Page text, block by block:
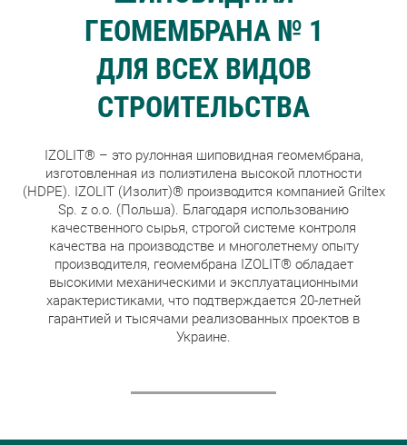
ГЕОМЕМБРАНА № 1
ДЛЯ ВСЕХ ВИДОВ
СТРОИТЕЛЬСТВА
IZOLIT® – это рулонная шиповидная геомембрана,
изготовленная из полиэтилена высокой плотности
(HDPE). IZOLIT (Изолит)® производится компанией Griltex
Sp. z o.o. (Польша). Благодаря использованию
качественного сырья, строгой системе контроля
качества на производстве и многолетнему опыту
производителя, геомембрана IZOLIT® обладает
высокими механическими и эксплуатационными
характеристиками, что подтверждается 20-летней
гарантией и тысячами реализованных проектов в
Украине.